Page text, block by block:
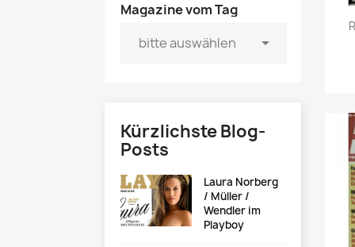
Bunte
Cicero
DER
Magazine vom Tag
bitte auswählen

Kürzlichste Blog-
Posts
Laura Norberg
/ Müller /
Wendler im
Playboy